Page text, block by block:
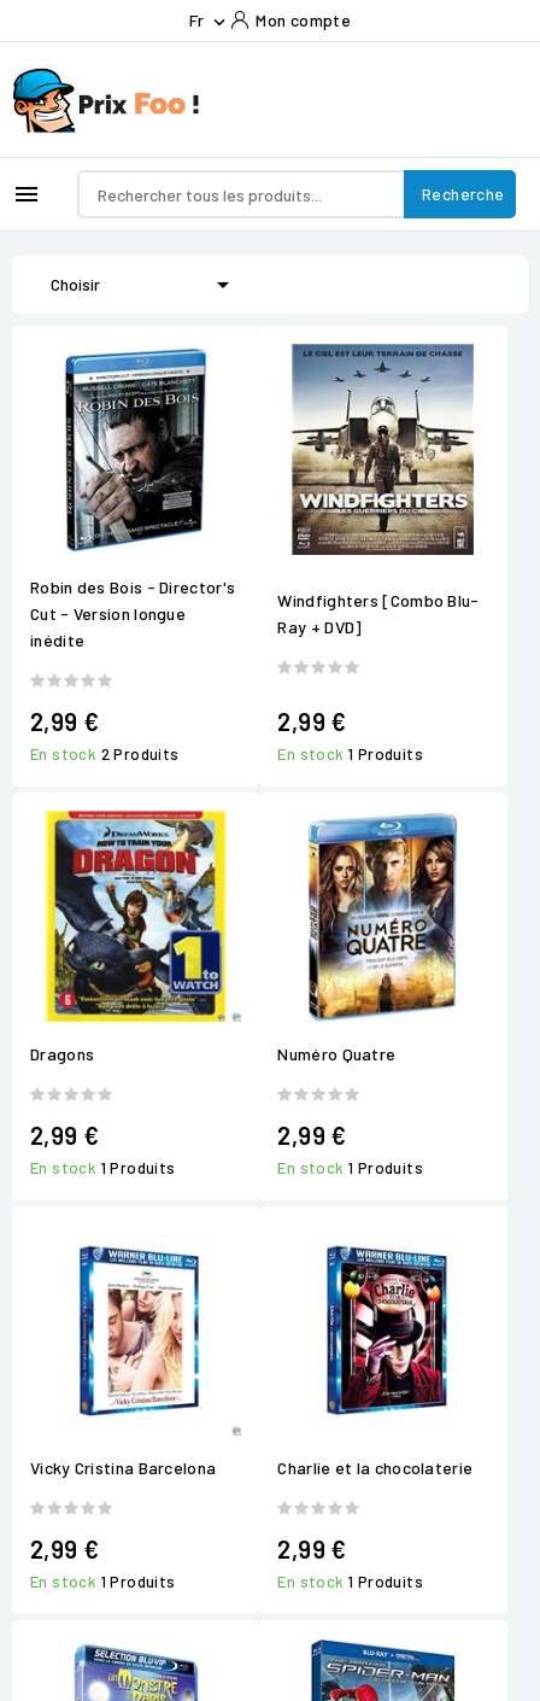
Fr  Mon compte
 Recherche
Choisir 
Robin des Bois - Director's
Cut - Version longue
inédite
2,99 €
En stock 2 Produits
Windfighters [Combo Blu-
Ray + DVD]
2,99 €
En stock1 Produits
Dragons
2,99 €
En stock 1 Produits
Numéro Quatre
2,99 €
En stock1 Produits
Vicky Cristina Barcelona
2,99 €
En stock 1 Produits
Charlie et la chocolaterie
2,99 €
En stock1 Produits